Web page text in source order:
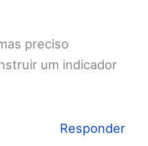
preciso
um indicador
Responder